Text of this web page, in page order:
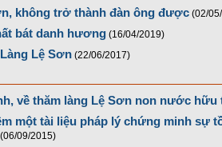
không trở thành đàn ông được (02/
bát danh hương (16/04/2019)
Lệ Sơn (22/06/2017)
về thăm làng Lệ Sơn non nước hữu
một tài liệu pháp lý chứng minh sự
(06/09/2015)